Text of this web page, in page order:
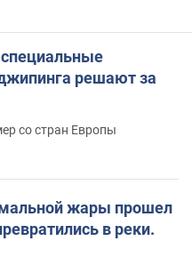
решают за
со стран Европы
жары прошел
в реки.